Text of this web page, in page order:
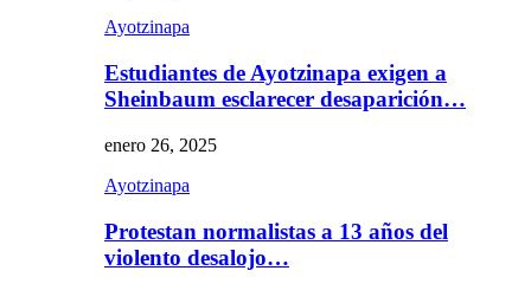
Ayotzinapa
Estudiantes de Ayotzinapa exigen a
Sheinbaum esclarecer desaparición…
enero 26, 2025
Ayotzinapa
Protestan normalistas a 13 años del
violento desalojo…